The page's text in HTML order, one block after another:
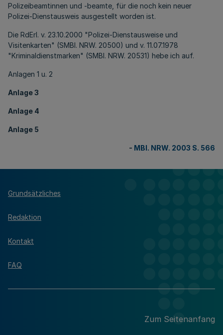
Polizeibeamtinnen und ‑beamte, für die noch kein neuer
Polizei-Dienstausweis ausgestellt worden ist.
Die RdErl. v. 23.10.2000 "Polizei-Dienstausweise und
Visitenkarten" (SMBl. NRW. 20500) und v. 11.07.1978
"Kriminaldienstmarken" (SMBl. NRW. 20531) hebe ich auf.
Anlagen 1 u. 2
Anlage 3
Anlage 4
Anlage 5
- MBl. NRW. 2003 S. 566
Grundsätzliches
Redaktion
Kontakt
FAQ
Zum Seitenanfang